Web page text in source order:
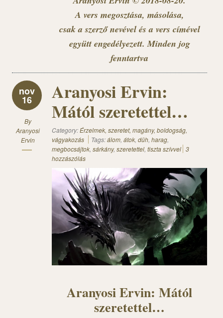
A vers megosztása, másolása,
csak a szerző nevével és a vers címével
együtt engedélyezett. Minden jog
fenntartva
nov
16
By
Aranyosi
Ervin
Aranyosi Ervin:
Mától szeretettel…
Category:Érzelmek, szeretet, magány, boldogság,
vágyakozás
Tags:álom, átok, düh, harag,
megbocsájtok, sárkány, szeretettel, tiszta szívvel 3
hozzászólás
Aranyosi Ervin: Mától
szeretettel…